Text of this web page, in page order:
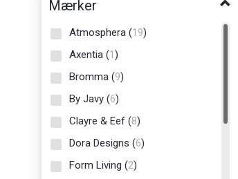
Mærker
Atmosphera (19)
Axentia (1)
Bromma (9)
By Javy (6)
Clayre & Eef (8)
Dora Designs (6)
Form Living (2)